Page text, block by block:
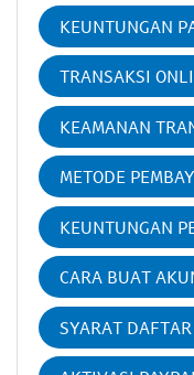
KEUNTUNGAN
TRANSAKSI
KEAMANAN
METODE
KEUNTUNGAN
CARA BUAT
SYARAT DAFTAR